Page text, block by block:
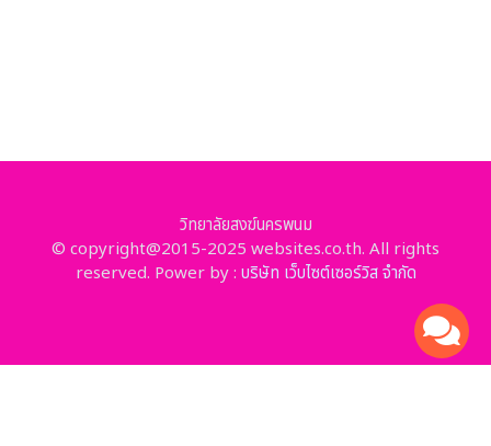
วิทยาลัยสงฆ์นครพนม
© copyright@2015-2025 websites.co.th. All rights
reserved. Power by : บริษัท เว็บไซต์เซอร์วิส จำกัด